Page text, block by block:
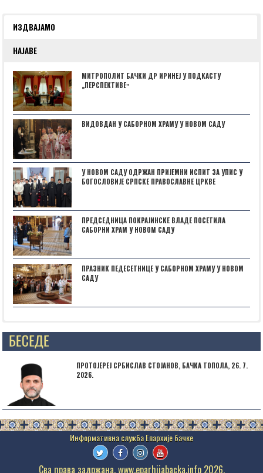
ИЗДВАЈАМО
НАЈАВЕ
МИТРОПОЛИТ БАЧКИ ДР ИРИНЕЈ У ПОДКАСТУ
„ПЕРСПЕКТИВЕˮ
ВИДОВДАН У САБОРНОМ ХРАМУ У НОВОМ САДУ
У НОВОМ САДУ ОДРЖАН ПРИЈЕМНИ ИСПИТ ЗА УПИС У
БОГОСЛОВИЈЕ СРПСКЕ ПРАВОСЛАВНЕ ЦРКВЕ
ПРЕДСЕДНИЦА ПОКРАЈИНСКЕ ВЛАДЕ ПОСЕТИЛА
САБОРНИ ХРАМ У НОВОМ САДУ
ПРАЗНИК ПЕДЕСЕТНИЦЕ У САБОРНОМ ХРАМУ У НОВОМ
САДУ
Posts not found
ПРОТОЈЕРЕЈ СРБИСЛАВ СТОЈАНОВ, БАЧКА ТОПОЛА, 26. 7.
2026.
Сва права задржана. www.eparhijabacka.info 2026.